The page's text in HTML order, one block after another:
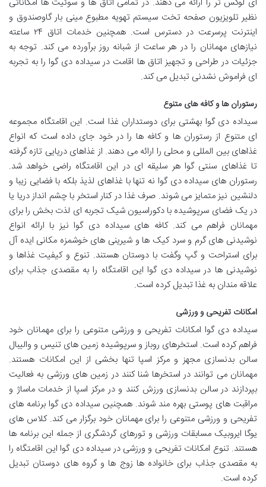
نظیر تلویزیون صفحه تخت سیستم تهویه مطبوع مینی بار گاوصندوق و
اینترنت پرسرعت در دسترس است. همچنین خدمات اتاق ۲۴ ساعته
نیازهای مهمانان را در هر ساعت از شبانه روز برآورده می کند. توجه به
جزئیات در طراحی و تجهیز اتاق ها اقامت در سیداده دی گوا را به تجربه
ای فراموش نشدنی تبدیل می کند.
رستوران ها و کافه های متنوع
سیداده دی گوا بهشتی برای دوستداران غذا است. این اقامتگاه مجموعه
ای متنوع از رستوران ها و کافه ها را در خود جای داده است که انواع
غذاهای بین المللی و محلی را ارائه می دهند. از غذاهای دریایی تازه گرفته
تا غذاهای سنتی گوا هر سلیقه ای در این اقامتگاه راضی خواهد شد.
رستوران های سیداده دی گوا نه تنها با غذاهای لذیذ بلکه با فضایی زیبا و
دلنشین نیز متمایز می شوند. صرف غذا در کنار استخر با چشم انداز دریا یا
در یک فضای سرپوشیده با دکوراسیون شیک تجربه ای لذت بخش را برای
مهمانان فراهم می کند. کافه های سیداده دی گوا نیز با ارائه انواع
نوشیدنی های گرم و سرد کیک ها و شیرینی های خوشمزه مکانی ایده آل
برای استراحت و گپ وگفت با دوستان هستند. تنوع و کیفیت غذاها و
نوشیدنی ها در سیداده دی گوا این اقامتگاه را به مقصدی جذاب برای
علاقه مندان به غذا تبدیل کرده است.
امکانات تفریحی و ورزشی
سیداده دی گوا امکانات تفریحی و ورزشی متنوعی را برای مهمانان خود
فراهم کرده است. استخرهای روباز و سرپوشیده زمین های تنیس و والیبال
سالن بدنسازی مجهز و مرکز اسپا تنها بخشی از این امکانات هستند.
مهمانان می توانند در استخرها شنا کنند در زمین های ورزشی به فعالیت
بپردازند در سالن بدنسازی ورزش کنند و در مرکز اسپا از خدمات ماساژ و
مراقبت های پوستی بهره مند شوند. همچنین سیداده دی گوا برنامه های
تفریحی و ورزشی متنوعی را برای مهمانان خود برگزار می کند. کلاس های
یوگا ایروبیک مسابقات ورزشی و تورهای گردشگری از جمله این برنامه ها
هستند. تنوع امکانات تفریحی و ورزشی در سیداده دی گوا این اقامتگاه را
به مقصدی جذاب برای خانواده ها زوج ها و گروه های دوستان تبدیل
کرده است.